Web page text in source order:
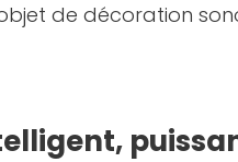
de décoration